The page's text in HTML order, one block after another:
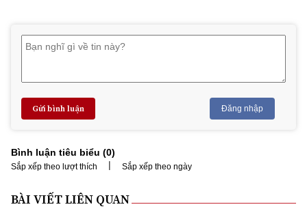
Gửi bình luận Đăng nhập
Bình luận tiêu biểu (0)
Sắp xếp theo lượt thích | Sắp xếp theo ngày
BÀI VIẾT LIÊN QUAN